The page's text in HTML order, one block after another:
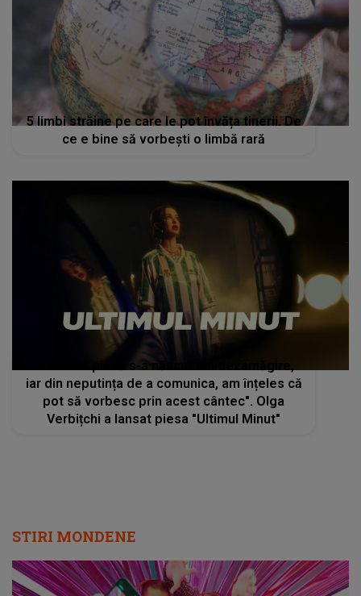
5 limbi străine pe care le pot învăța tinerii. De
ce e bine să vorbești o limbă rară
"Aceasta piesă s-a născut din dezamăgire,
iar din neputința de a comunica, am înțeles că
pot să vorbesc prin acest cântec". Olga
Verbițchi a lansat piesa "Ultimul Minut"
STIRI MONDENE